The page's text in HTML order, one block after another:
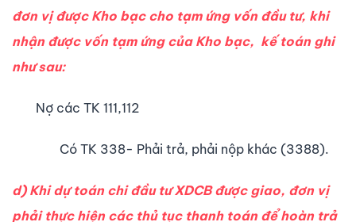
đơn vị được Kho bạc cho tạm ứng vốn đầu tư, khi
nhận được vốn tạm ứng của Kho bạc, kế toán ghi
như sau:
Nợ các TK 111,112
Có TK 338- Phải trả, phải nộp khác (3388).
d) Khi dự toán chi đầu tư XDCB được giao, đơn vị
phải thực hiện các thủ tục thanh toán để hoàn trả